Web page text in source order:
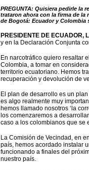
PREGUNTA: Quisiera pedirle la
trataron ahora con la firma de la
de Bogotá: Ecuador y Colombia
PRESIDENTE DE ECUADOR,
y en la Declaración Conjunta
En narcotráfico quiero resaltar
Colombia, a tomar en
territorio ecuatoriano. Hemos
recuperación y devolución de
El plan de desarrollo es un
es algo realmente muy
hemos llamado nosotros ‘la
los comenzaremos a
caso a los colombianos que se
La Comisión de Vecindad, en
país, hemos acordado instalar
funcionando a finales del
nuestro país.